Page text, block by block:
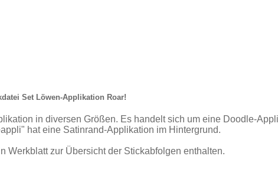
Set Löwen-Applikation Roar!
in diversen Größen. Es handelt sich um eine Doodle-
hat eine Satinrand-Applikation im Hintergrund.
Werkblatt zur Übersicht der Stickabfolgen enthalten.